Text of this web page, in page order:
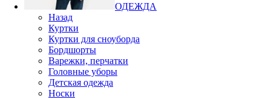
ОДЕЖДА
Назад
Куртки
Куртки для сноуборда
Бордшорты
Варежки, перчатки
Головные уборы
Детская одежда
Носки